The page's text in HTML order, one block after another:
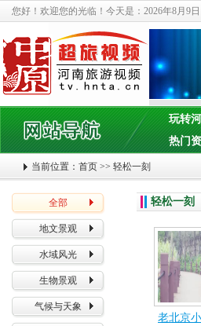
您好！欢迎您的光临！今天是： 2026年8月9
玩转
热门
当前位置： 首页 >> 轻松一刻
全部
地文景观
水域风光
生物景观
气候与天象
轻松一刻
老北京